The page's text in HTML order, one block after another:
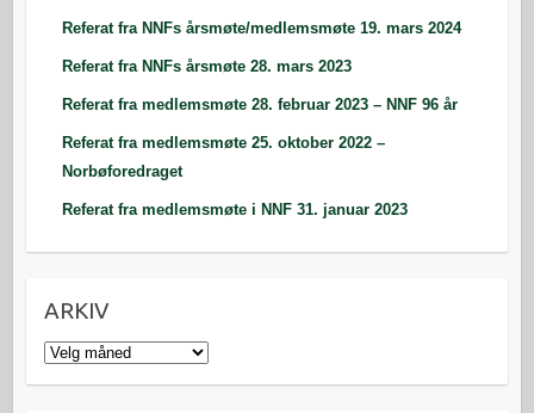
Referat fra NNFs årsmøte/medlemsmøte 19. mars 2024
Referat fra NNFs årsmøte 28. mars 2023
Referat fra medlemsmøte 28. februar 2023 – NNF 96 år
Referat fra medlemsmøte 25. oktober 2022 –
Norbøforedraget
Referat fra medlemsmøte i NNF 31. januar 2023
ARKIV
Arkiv